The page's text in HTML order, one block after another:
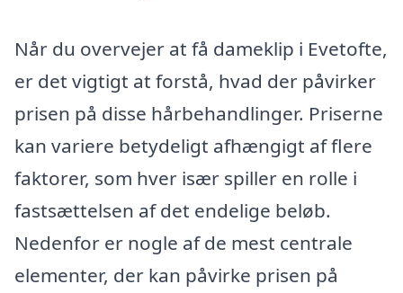
Når du overvejer at få dameklip i Evetofte,
er det vigtigt at forstå, hvad der påvirker
prisen på disse hårbehandlinger. Priserne
kan variere betydeligt afhængigt af flere
faktorer, som hver især spiller en rolle i
fastsættelsen af det endelige beløb.
Nedenfor er nogle af de mest centrale
elementer, der kan påvirke prisen på